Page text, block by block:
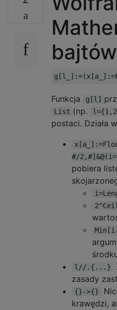
bajtów
Funkcja g[l]
List (np.
postaci. Działa
#/
pobiera
l//.{...}
zasady
{}->{}
krawędzi,